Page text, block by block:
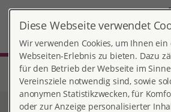
Start Baden-Württemberg
Wir über uns
Räumlichkeiten
Diese Webseite verwendet
Wir verwenden Cookies, um Ihnen ein
Webseiten-Erlebnis zu bieten. Dazu
für den Betrieb der Webseite im
Vereinsziele notwendig sind, sowie
anonymen Statistikzwecken, für
oder zur Anzeige personalisierter